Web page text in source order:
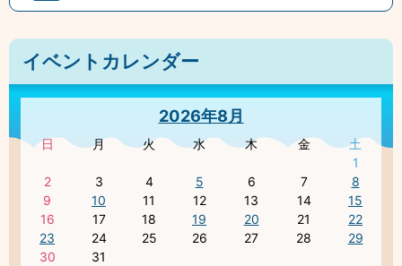
イベントカレンダー
2026年8月
日 月 火 水 木 金
土
1
2
3 4 5 6 7
8
9
10 11 12 13 14
15
16
17 18 19 20 21
22
23
24 25 26 27 28
29
30
31